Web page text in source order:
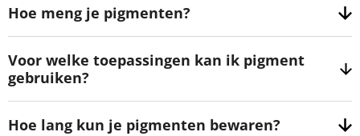
Hoe meng je pigmenten?
Voor welke toepassingen kan ik pigment
gebruiken?
Hoe lang kun je pigmenten bewaren?